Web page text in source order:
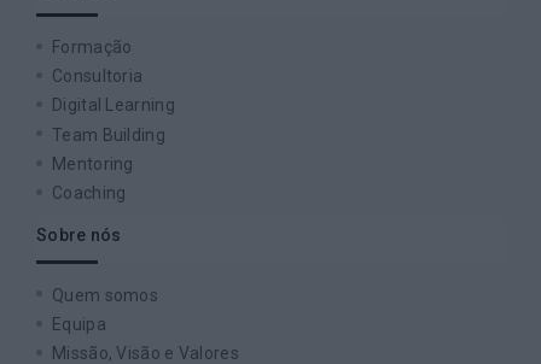
Formação
Consultoria
Digital Learning
Team Building
Mentoring
Coaching
Sobre nós
Quem somos
Equipa
Missão, Visão e Valores